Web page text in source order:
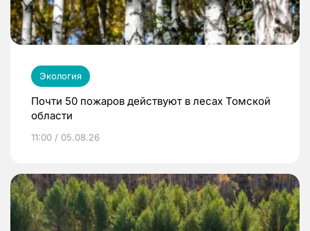
Экология
Почти 50 пожаров действуют в лесах Томской
области
11:00 / 05.08.26